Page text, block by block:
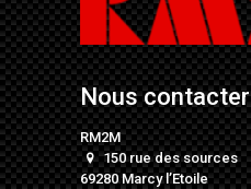
Nous contacter
RM2M
150 rue des sources
69280 Marcy l’Etoile